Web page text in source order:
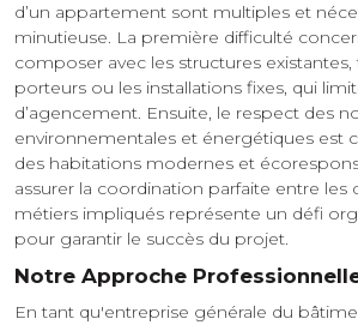
d’un appartement sont multiples et
minutieuse. La première difficulté
composer avec les structures
porteurs ou les installations fixes, qui
d’agencement. Ensuite, le respect des
environnementales et énergétiques est
des habitations modernes et
assurer la coordination parfaite entre les
métiers impliqués représente un défi
pour garantir le succès du projet.
Notre Approche
En tant qu'entreprise générale du